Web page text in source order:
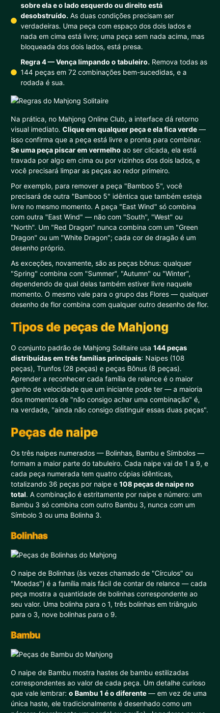
sobre ela e o lado esquerdo ou direito está
desobstruído. As duas condições precisam ser
verdadeiras. Uma peça com espaço dos dois lados e
nada em cima está livre; uma peça sem nada acima, mas
bloqueada dos dois lados, está presa.
Regra 4 — Vença limpando o tabuleiro. Remova todas as
144 peças em 72 combinações bem-sucedidas, e a
rodada é sua.
Na prática, no Mahjong Online Club, a interface dá retorno
visual imediato.Clique em qualquer peça e ela fica verde —
isso confirma que a peça está livre e pronta para combinar.
Se uma peça piscar em vermelho ao ser clicada, ela está
travada por algo em cima ou por vizinhos dos dois lados, e
você precisará limpar as peças ao redor primeiro.
Por exemplo, para remover a peça "Bamboo 5", você
precisará de outra "Bamboo 5" idêntica que também esteja
livre no mesmo momento. A peça "East Wind" só combina
com outra "East Wind" — não com "South", "West" ou
"North". Um "Red Dragon" nunca combina com um "Green
Dragon" ou um "White Dragon"; cada cor de dragão é um
desenho próprio.
As exceções, novamente, são as peças bônus: qualquer
"Spring" combina com "Summer", "Autumn" ou "Winter",
dependendo de qual delas também estiver livre naquele
momento. O mesmo vale para o grupo das Flores — qualquer
desenho de flor combina com qualquer outro desenho de flor.
Tipos de peças de Mahjong
O conjunto padrão de Mahjong Solitaire usa144 peças
distribuídas em três famílias principais: Naipes (108
peças), Trunfos (28 peças) e peças Bônus (8 peças).
Aprender a reconhecer cada família de relance é o maior
ganho de velocidade que um iniciante pode ter — a maioria
dos momentos de "não consigo achar uma combinação" é,
na verdade, "ainda não consigo distinguir essas duas peças".
Peças de naipe
Os três naipes numerados — Bolinhas, Bambu e Símbolos —
formam a maior parte do tabuleiro. Cada naipe vai de 1 a 9, e
cada peça numerada tem quatro cópias idênticas,
totalizando 36 peças por naipe e108 peças de naipe no
total. A combinação é estritamente por naipe e número: um
Bambu 3 só combina com outro Bambu 3, nunca com um
Símbolo 3 ou uma Bolinha 3.
Bolinhas
O naipe de Bolinhas (às vezes chamado de "Círculos" ou
"Moedas") é a família mais fácil de contar de relance — cada
peça mostra a quantidade de bolinhas correspondente ao
seu valor. Uma bolinha para o 1, três bolinhas em triângulo
para o 3, nove bolinhas para o 9.
Bambu
O naipe de Bambu mostra hastes de bambu estilizadas
correspondentes ao valor de cada peça. Um detalhe curioso
que vale lembrar:o Bambu 1 é o diferente — em vez de uma
única haste, ele tradicionalmente é desenhado como um